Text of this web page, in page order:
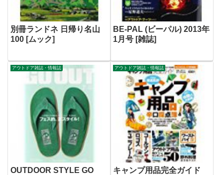
別冊ランドネ 日帰り名山
100 [ムック]
BE-PAL (ビーパル) 2013年
1月号 [雑誌]
アウトドア雑誌・情報誌
OUTDOOR STYLE GO
アウトドア雑誌・情報誌
キャンプ用品完全ガイド